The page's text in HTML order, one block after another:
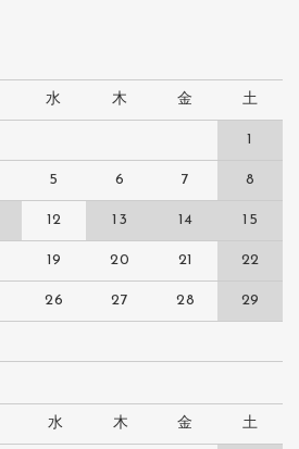
水 木 金 土
1
5 6 7 8
12 13 14 15
19 20 21 22
26 27 28 29
水 木 金 土